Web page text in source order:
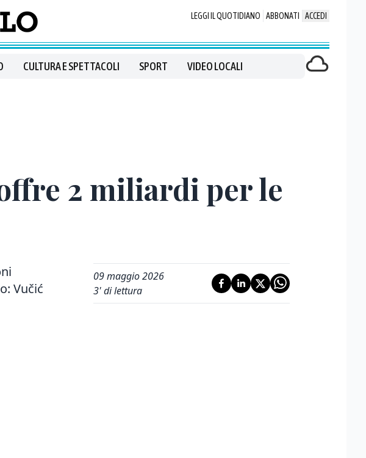
LEGGI IL QUOTIDIANO ABBONATI ACCEDI
CULTURA E SPETTACOLI SPORT VIDEO LOCALI
2 miliardi per le
Vučić
09 maggio 2026
3' di lettura